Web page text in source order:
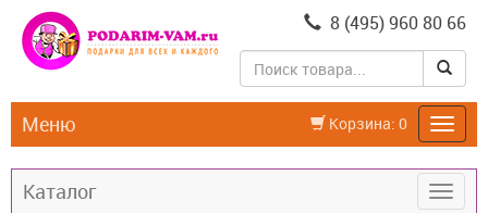
8 (495) 960 80 66
Корзина: 0
Меню
Каталог